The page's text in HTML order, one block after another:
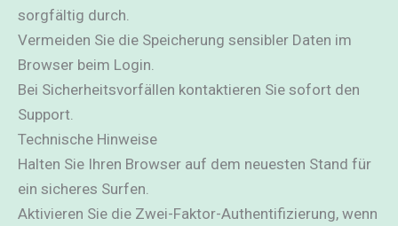
sorgfältig durch.
Vermeiden Sie die Speicherung sensibler Daten im
Browser beim Login.
Bei Sicherheitsvorfällen kontaktieren Sie sofort den
Support.
Technische Hinweise
Halten Sie Ihren Browser auf dem neuesten Stand für
ein sicheres Surfen.
Aktivieren Sie die Zwei-Faktor-Authentifizierung, wenn